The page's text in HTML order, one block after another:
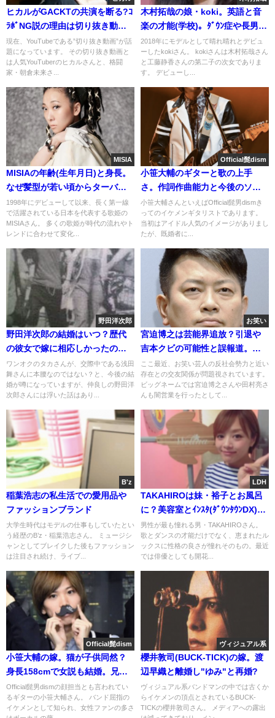
ヒカルがGACKTの共演を断る?ｺ
ﾗﾎﾞNG説の理由は切り抜き動
画。宮迫と絶縁
現在、YouTubeである”切り抜き動画”が話
題になっています。 その切り抜き動画と
は人気YouTuberのヒカルさんと、格闘
家・朝倉未来さ...
木村拓哉の娘・koki。英語と音
楽の才能(学校)。ﾀﾞｳﾝ症や長男の
噂
2018年にモデルとして晴れ晴れとデビュ
ーしたkokiさん。 kokiさんは木村拓哉さん
と工藤静香さんの第二子の次女でありま
す。 デビューし...
MISIA
MISIAの年齢(生年月日)と身長。
なぜ髪型が若い頃からターバン/
ドレッド?
1998年にデビューして以来、長く第一線
で活躍されている日本を代表する歌姫の
MISIAさん。 多くの歌姫が時代の流れやト
レンドに合わせて変化...
Official髭dism
小笹大輔のギターと歌の上手
さ。作詞作曲能力と今後のソ
ロ。使用機材は?
小笹大輔さんといえばOfficial髭男dismき
ってのイケメンギタリストであります。
当初はアイドル人気のイメージがありまし
たが、既婚者に...
野田洋次郎
野田洋次郎の結婚はいつ？歴代
の彼女で嫁に相応しかったのは
誰？
ワンオクのタカさんが、交際中である浅田
舞さんに本腰なのではない？と、今後の結
婚が噂になっていますが、仲良しの野田洋
次郎さんには浮いた話はあり...
お笑い
宮迫博之は芸能界追放？引退や
吉本クビの可能性と誤報道。嫁
と子供
ここ最近、お笑い芸人の反社会勢力と近い
存在との交友関係が問題視されています。
ビッグネームでは宮迫博之さんや田村亮さ
んも闇営業を行ったとして...
B'z
稲葉浩志の私生活での愛用品や
ファッションブランド
大学生時代はモデルの仕事もしていたとい
う経歴のB’z・稲葉浩志さん。 ミュージシ
ャンとしてブレイクした後もファッション
は注目され続け、ライブ...
LDH
TAKAHIROは妹・裕子とお風呂
に？美容室とｲﾝｽﾀ(ﾀﾞｳﾝﾀｳﾝDX)画
像
男性が最も憧れる男・TAKAHIROさん。
歌とダンスの才能だけでなく、恵まれたル
ックスに性格の良さが憧れそのもの。最近
では俳優としても開花...
Official髭dism
小笹大輔の嫁。猫が子供同然？
身長158cmで女説も結婚。兄の
ザックと藤原聡[画像]
Official髭男dismの顔担当とも言われてい
るギターの小笹大輔さん。 バンド屈指の
イケメンとして知られ、女性ファンの多さ
ヴィジュアル系
櫻井敦司(BUCK-TICK)の嫁。渡
辺早織と離婚し"ゆみ"と再婚?
ヴィジュアル系バンドマンの中では古くか
らイケメンの頂点とされているBUCK-
TICKの櫻井敦司さん。 メディアへの露出